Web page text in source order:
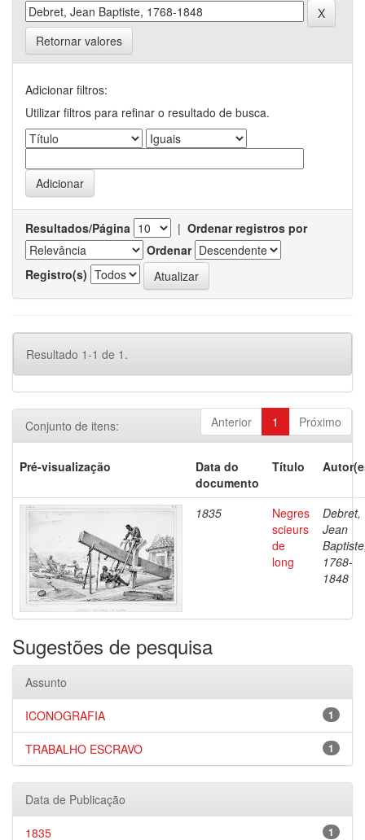
Retornar valores
Adicionar filtros:
Utilizar filtros para refinar o resultado de busca.
Resultados/Página | Ordenar registros por
Ordenar
Registro(s)
Resultado 1-1 de 1.
Anterior 1 Próximo
Conjunto de itens:
Pré-visualização
Data do
documento
Título
1835
Negres
scieurs
de
long
Debret,
Jean
1768-
1848
Sugestões de pesquisa
Assunto
1
ICONOGRAFIA
1
TRABALHO ESCRAVO
Data de Publicação
1
1835